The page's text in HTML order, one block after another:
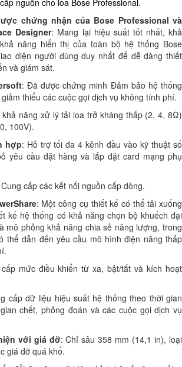
chứng nhận của Bose Professional và
Designer: Mang lại hiệu suất tốt nhất, khả
năng hiển thị của toàn bộ hệ thống Bose
diện người dùng duy nhất để dễ dàng thiết
và giám sát.
: Đã được chứng minh Đảm bảo hệ thống
thiểu các cuộc gọi dịch vụ không tính phí.
khả năng xử lý tải loa trở kháng thấp (2, 4, 8Ω)
100V).
hợp: Hỗ trợ tối đa 4 kênh đầu vào kỹ thuật số
yêu cầu đặt hàng và lắp đặt card mạng phụ
cấp các kết nối nguồn cấp dòng.
: Một công cụ thiết kế có thể tải xuống
kế hệ thống có khả năng chọn bộ khuếch đại
mô phỏng khả năng chia sẻ năng lượng, trong
thể dẫn đến yêu cầu mô hình điện năng thấp
mức điều khiển từ xa, bật/tắt và kích hoạt
cấp dữ liệu hiệu suất hệ thống theo thời gian
chết, phỏng đoán và các cuộc gọi dịch vụ
với giá đỡ: Chỉ sâu 358 mm (14,1 in), loại
giá đỡ quá khổ.